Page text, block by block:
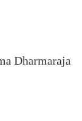
Dharmaraja